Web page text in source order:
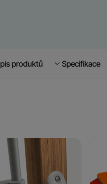
produktů Specifikace